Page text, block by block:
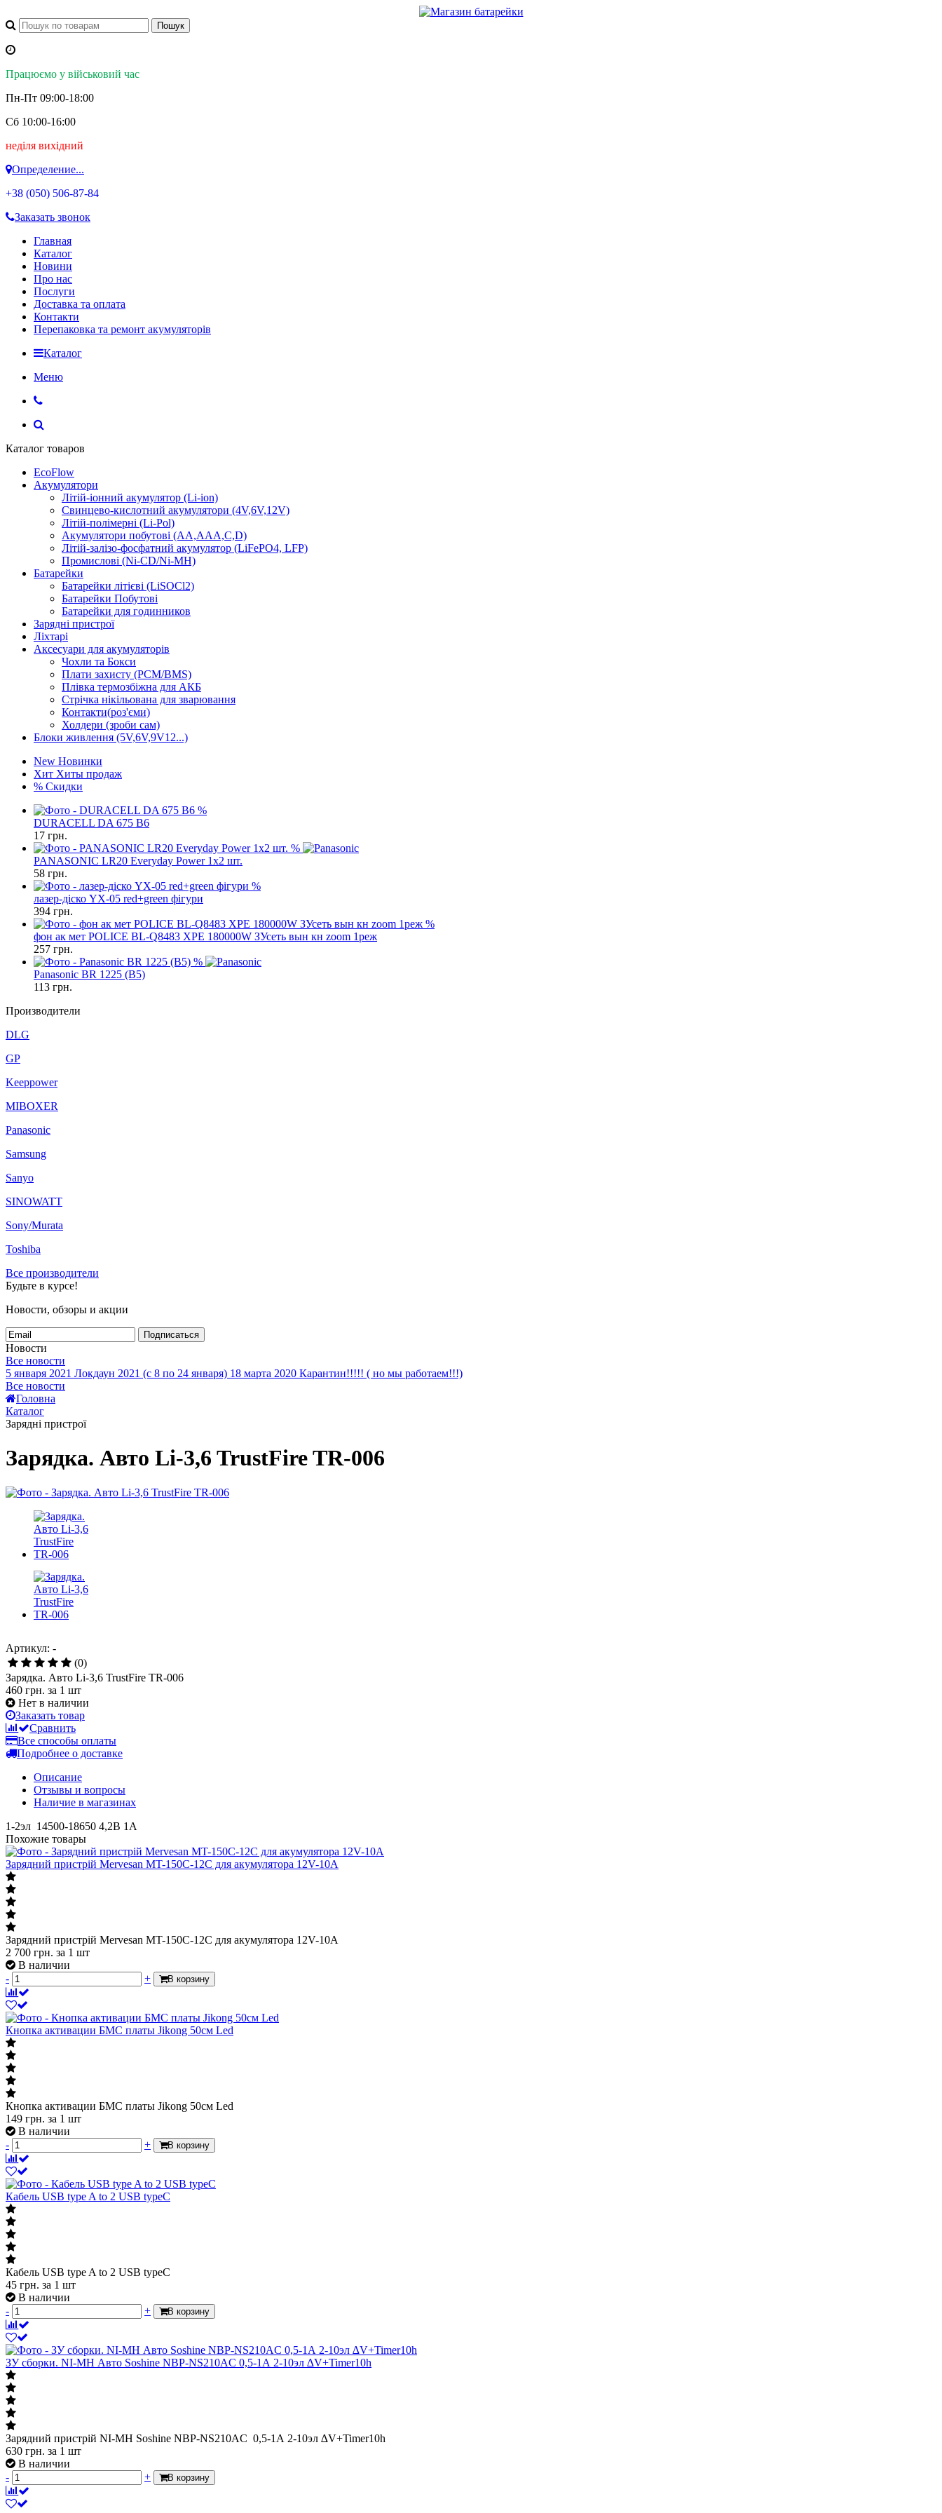
Працюємо у військовий час
Пн-Пт 09:00-18:00
Сб 10:00-16:00
неділя вихідний
Определение...
+38 (050) 506-87-84
Заказать звонок
Главная
Каталог
Новини
Про нас
Послуги
Доставка та оплата
Контакти
Перепаковка та ремонт акумуляторів
Каталог
Меню
Каталог товаров
EcoFlow
Акумулятори
Літій-іонний акумулятор (Li-ion)
Свинцево-кислотний акумулятори (4V,6V,12V)
Літій-полімерні (Li-Pol)
Акумулятори побутові (AA,AAA,C,D)
Літій-залізо-фосфатний акумулятор (LiFePO4, LFP)
Промислові (Ni-CD/Ni-MH)
Батарейки
Батарейки літієві (LiSOCl2)
Батарейки Побутові
Батарейки для годинников
Зарядні пристрої
Ліхтарі
Аксесуари для акумуляторів
Чохли та Бокси
Плати захисту (PCM/BMS)
Плівка термозбіжна для АКБ
Стрічка нікільована для зварювання
Контакти(роз'єми)
Холдери (зроби сам)
Блоки живлення (5V,6V,9V12...)
New Новинки
Хит Хиты продаж
% Скидки
%
DURACELL DA 675 B6
17 грн.
%
PANASONIC LR20 Everyday Power 1x2 шт.
58 грн.
%
лазер-діско YX-05 red+green фігури
394 грн.
%
фон ак мет POLICE BL-Q8483 XPE 180000W ЗУсеть вын кн zoom 1реж
257 грн.
%
Panasonic BR 1225 (B5)
113 грн.
Производители
DLG
GP
Keeppower
MIBOXER
Panasonic
Samsung
Sanyo
SINOWATT
Sony/Murata
Toshiba
Все производители
Будьте в курсе!
Новости, обзоры и акции
Подписаться
Новости
Все новости
5 января 2021 Локдаун 2021 (с 8 по 24 января) 18 марта 2020 Карантин!!!!! ( но мы работаем!!!)
Все новости
Головна
Каталог
Зарядні пристрої
Зарядка. Авто Li-3,6 TrustFire TR-006
Артикул: -
(0)
Зарядка. Авто Li-3,6 TrustFire TR-006
460 грн. за 1 шт
Нет в наличии
Заказать товар
Сравнить
Все способы оплаты
Подробнее о доставке
Описание
Отзывы и вопросы
Наличие в магазинах
1-2эл 14500-18650 4,2В 1А
Похожие товары
Зарядний пристрій Mervesan MT-150C-12C для акумулятора 12V-10A
Зарядний пристрій Mervesan MT-150C-12C для акумулятора 12V-10A
2 700 грн. за 1 шт
В наличии
-
+ В корзину
Кнопка активации БМС платы Jikong 50см Led
Кнопка активации БМС платы Jikong 50см Led
149 грн. за 1 шт
В наличии
-
+ В корзину
Кабель USB type A to 2 USB typeC
Кабель USB type A to 2 USB typeC
45 грн. за 1 шт
В наличии
-
+ В корзину
ЗУ сборки. NI-MH Авто Soshine NBP-NS210AC 0,5-1А 2-10эл ∆V+Timer10h
Зарядний пристрій NI-MH Soshine NBP-NS210AC 0,5-1А 2-10эл ∆V+Timer10h
630 грн. за 1 шт
В наличии
-
+ В корзину